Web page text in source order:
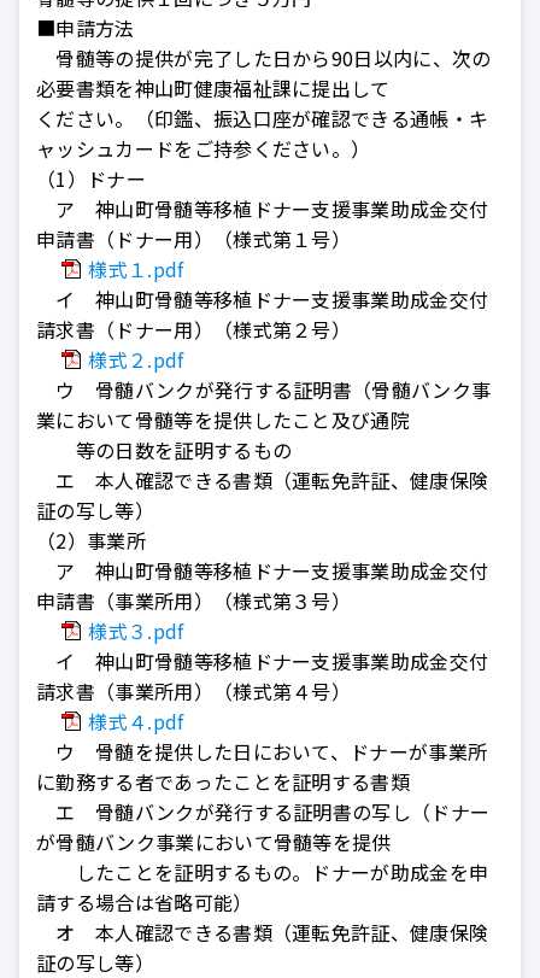
■申請方法
骨髄等の提供が完了した日から90日以内に、次の
必要書類を神山町健康福祉課に提出して
ください。（印鑑、振込口座が確認できる通帳・キ
ャッシュカードをご持参ください。）
（1）ドナー
ア 神山町骨髄等移植ドナー支援事業助成金交付
申請書（ドナー用）（様式第１号）
様式１.pdf
イ 神山町骨髄等移植ドナー支援事業助成金交付
請求書（ドナー用）（様式第２号）
様式２.pdf
ウ 骨髄バンクが発行する証明書（骨髄バンク事
業において骨髄等を提供したこと及び通院
等の日数を証明するもの
エ 本人確認できる書類（運転免許証、健康保険
証の写し等）
（2）事業所
ア 神山町骨髄等移植ドナー支援事業助成金交付
申請書（事業所用）（様式第３号）
様式３.pdf
イ 神山町骨髄等移植ドナー支援事業助成金交付
請求書（事業所用）（様式第４号）
様式４.pdf
ウ 骨髄を提供した日において、ドナーが事業所
に勤務する者であったことを証明する書類
エ 骨髄バンクが発行する証明書の写し（ドナー
が骨髄バンク事業において骨髄等を提供
したことを証明するもの。ドナーが助成金を申
請する場合は省略可能）
オ 本人確認できる書類（運転免許証、健康保険
証の写し等）